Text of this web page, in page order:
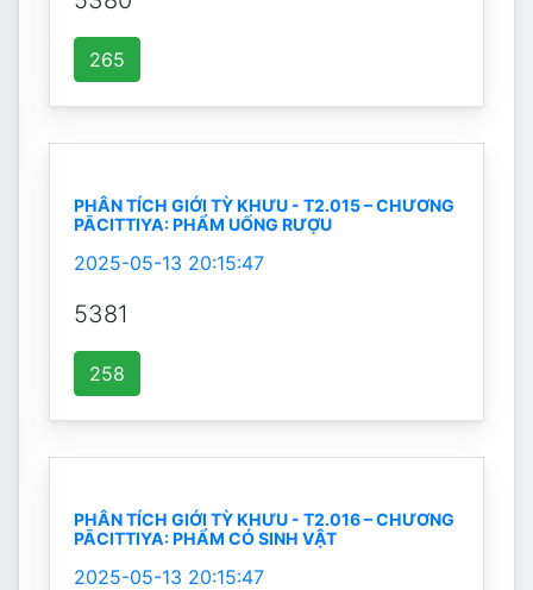
265
PHÂN TÍCH GIỚI TỲ KHƯU - T2.015 – CHƯƠNG
PĀCITTIYA: PHẨM UỐNG RƯỢU
2025-05-13 20:15:47
5381
258
PHÂN TÍCH GIỚI TỲ KHƯU - T2.016 – CHƯƠNG
PĀCITTIYA: PHẨM CÓ SINH VẬT
2025-05-13 20:15:47